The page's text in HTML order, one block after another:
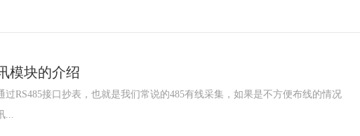
模块的介绍
过RS485接口抄表，也就是我们常说的485有线采集，如果是不方便布线的情况
鑫腾越LXSF电子远传智能水表
能表